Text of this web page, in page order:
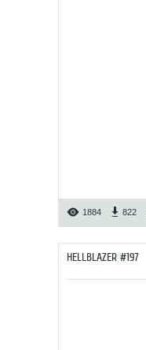
1884 822
HELLBLAZER #197